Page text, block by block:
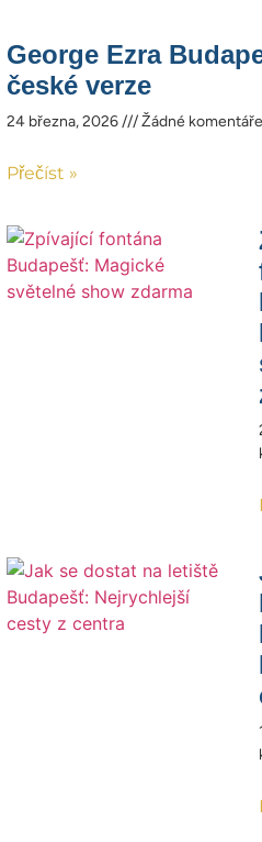
George Ezra
české verze
24 března, 2026 Žádné komentáře
Přečíst »